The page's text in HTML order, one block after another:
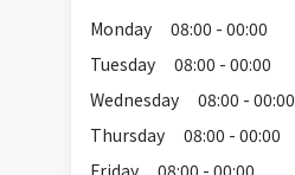
Monday
08:00 - 00:00
Tuesday
08:00 - 00:00
Wednesday
08:00 - 00:00
Thursday
08:00 - 00:00